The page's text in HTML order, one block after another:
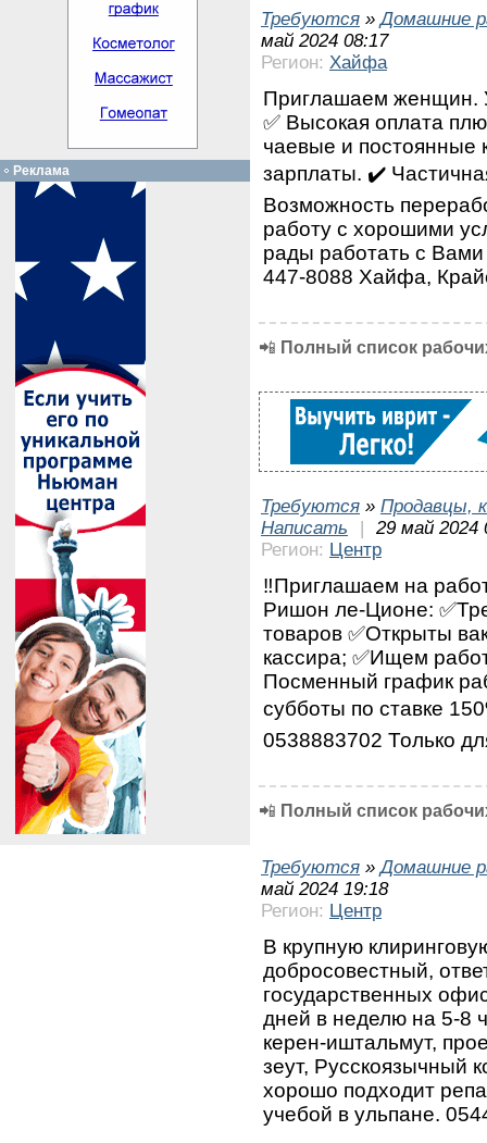
Требуются »Домашние
май 2024 08:17
Регион: Хайфа
Приглашаем женщин.
✅ Высокая оплата
чаевые и постоянные
зарплаты. ✔️
Возможность
работу с хорошими
рады работать с
447-8088 Хайфа,
📲 Полный список
Требуются » Продавцы,
Написать
|
29 май 2024
Регион: Центр
‼️Приглашаем на
Ришон ле-Ционе:
товаров ✅Открыты
кассира; ✅Ищем
Посменный график
субботы по ставке
0538883702 Только
📲 Полный список
Требуются »Домашние
май 2024 19:18
Регион: Центр
В крупную
добросовестный,
государственных
дней в неделю на 5-8
керен-иштальмут,
зеут, Русскоязычный
хорошо подходит
учебой в ульпане.
Реклама